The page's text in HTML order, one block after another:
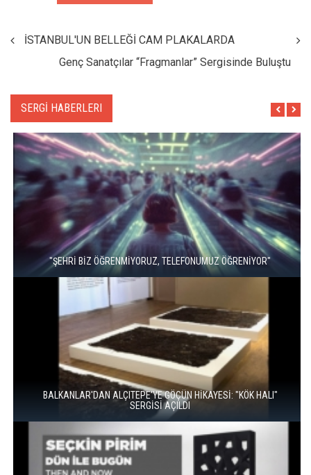
İSTANBUL'UN BELLEĞİ CAM PLAKALARDA
Genç Sanatçılar “Fragmanlar” Sergisinde Buluştu
SERGİ HABERLERI
"ŞEHRİ BİZ ÖĞRENMİYORUZ, TELEFONUMUZ ÖĞRENİYOR"
BALKANLAR'DAN ALÇITEPE'YE GÖÇÜN HİKAYESİ: "KÖK HALI"
SERGİSİ AÇILDI